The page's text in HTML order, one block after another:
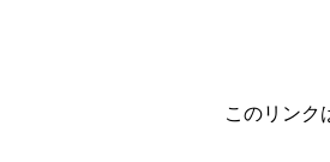
このリンク